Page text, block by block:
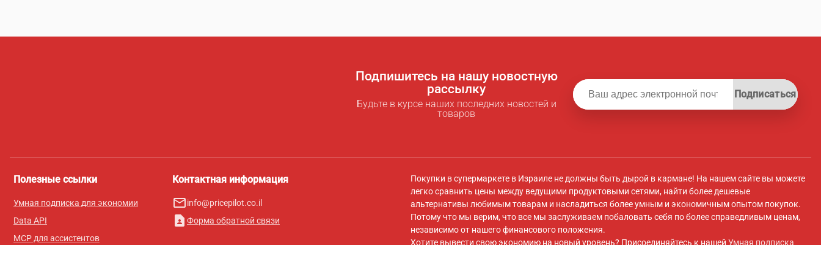
Подпишитесь на нашу новостную
рассылку
Будьте в курсе наших последних новостей и
товаров
Подписаться
Полезные ссылки
Умная подписка для экономии
Data API
MCP для ассистентов
Контактная информация
mail_outlineinfo@pricepilot.co.il
contact_page Форма обратной связи
Покупки в супермаркете в Израиле не должны быть дырой в кармане! На нашем сайте вы можете
легко сравнить цены между ведущими продуктовыми сетями, найти более дешевые
альтернативы любимым товарам и насладиться более умным и экономичным опытом покупок.
Потому что мы верим, что все мы заслуживаем побаловать себя по более справедливым ценам,
независимо от нашего финансового положения.
Хотите вывести свою экономию на новый уровень? Присоединяйтесь к нашей Умная подписка